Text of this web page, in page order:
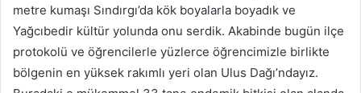
metre kumaşı Sındırgı’da kök boyalarla boyadık ve
Yağcıbedir kültür yolunda onu serdik. Akabinde bugün ilçe
protokolü ve öğrencilerle yüzlerce öğrencimizle birlikte
bölgenin en yüksek rakımlı yeri olan Ulus Dağı’ndayız.